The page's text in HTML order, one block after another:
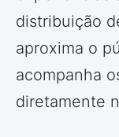
distribuição
aproxima o
acompanha
diretamente